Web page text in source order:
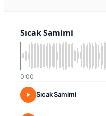
Sıcak Samimi
0:00
Sıcak Samimi